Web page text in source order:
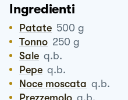
Ingredienti
Patate 500 g
Tonno 250 g
Sale q.b.
Pepe q.b.
Noce moscata q.b.
Prezzemolo q.b.